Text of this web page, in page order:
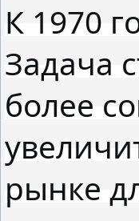
К 1970
Задача
более
рынке